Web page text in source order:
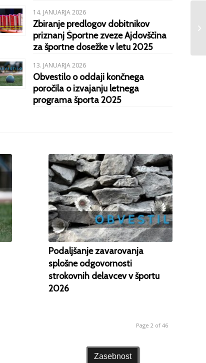
Zasebnost
14. JANUARJA 2026
Zbiranje predlogov dobitnikov
priznanj Športne zveze Ajdovščina
za športne dosežke v letu 2025
13. JANUARJA 2026
Obvestilo o oddaji končnega
poročila o izvajanju letnega
programa športa 2025
Podaljšanje zavarovanja
splošne odgovornosti
strokovnih delavcev v športu
2026
Page 2 of 46